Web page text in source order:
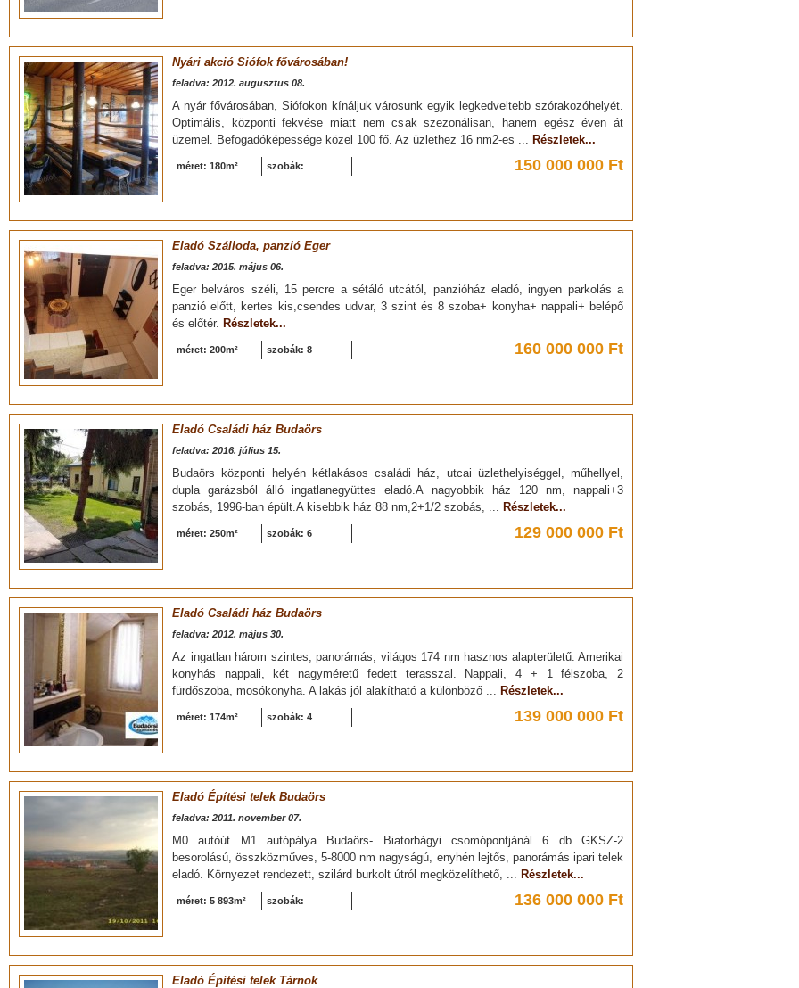
Nyári akció Siófok fővárosában!
feladva: 2012. augusztus 08.
A nyár fővárosában, Siófokon kínáljuk városunk egyik legkedveltebb szórakozóhelyét.
Optimális, központi fekvése miatt nem csak szezonálisan, hanem egész éven át
üzemel. Befogadóképessége közel 100 fő. Az üzlethez 16 nm2-es ... Részletek...
méret: 180m² szobák: 150 000 000 Ft
Eladó Szálloda, panzió Eger
feladva: 2015. május 06.
Eger belváros széli, 15 percre a sétáló utcától, panzióház eladó, ingyen parkolás a
panzió előtt, kertes kis,csendes udvar, 3 szint és 8 szoba+ konyha+ nappali+ belépő
és előtér. Részletek...
méret: 200m² szobák: 8 160 000 000 Ft
Eladó Családi ház Budaörs
feladva: 2016. július 15.
Budaörs központi helyén kétlakásos családi ház, utcai üzlethelyiséggel, műhellyel,
dupla garázsból álló ingatlanegyüttes eladó.A nagyobbik ház 120 nm, nappali+3
szobás, 1996-ban épült.A kisebbik ház 88 nm,2+1/2 szobás, ... Részletek...
méret: 250m² szobák: 6 129 000 000 Ft
Eladó Családi ház Budaörs
feladva: 2012. május 30.
Az ingatlan három szintes, panorámás, világos 174 nm hasznos alapterületű. Amerikai
konyhás nappali, két nagyméretű fedett terasszal. Nappali, 4 + 1 félszoba, 2
fürdőszoba, mosókonyha. A lakás jól alakítható a különböző ... Részletek...
méret: 174m² szobák: 4 139 000 000 Ft
Eladó Építési telek Budaörs
feladva: 2011. november 07.
M0 autóút M1 autópálya Budaörs- Biatorbágyi csomópontjánál 6 db GKSZ-2
besorolású, összközműves, 5-8000 nm nagyságú, enyhén lejtős, panorámás ipari telek
eladó. Környezet rendezett, szilárd burkolt útról megközelíthető, ... Részletek...
méret: 5 893m² szobák: 136 000 000 Ft
Eladó Építési telek Tárnok